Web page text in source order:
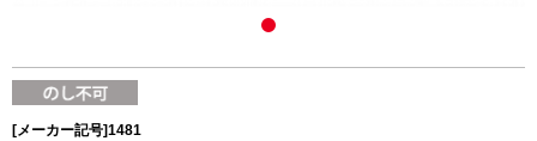
[メーカー記号]1481